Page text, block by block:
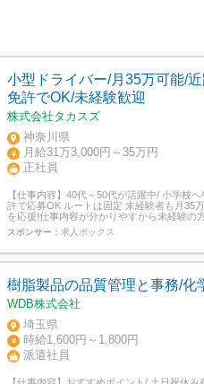
小型ドライバー/月35万可能/
免許でOK/未経験歓迎
株式会社タカスズ
神奈川県
月給31万3,000円～35万円
正社員
【仕事内容】40代～50代が活躍中/ 小学校
許で応募OK ルートは固定 未経験者も月35
を応援!仕事内容が分かりやすから未経験の
POINT/ 普通免許があればOKです! 準中型・
費用会社負担で取得することが可能です。
スポンサー： 求人ボックス
樹脂製品の品質管理と事務/化
WDB株式会社
埼玉県
時給1,600円～1,800円
派遣社員